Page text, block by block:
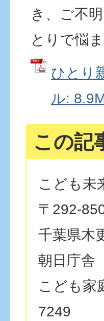
き、ご不
とりで悩
ひとり
ル:
この記
こども未
〒292-
千葉県木
朝日庁舎
こども家
7249